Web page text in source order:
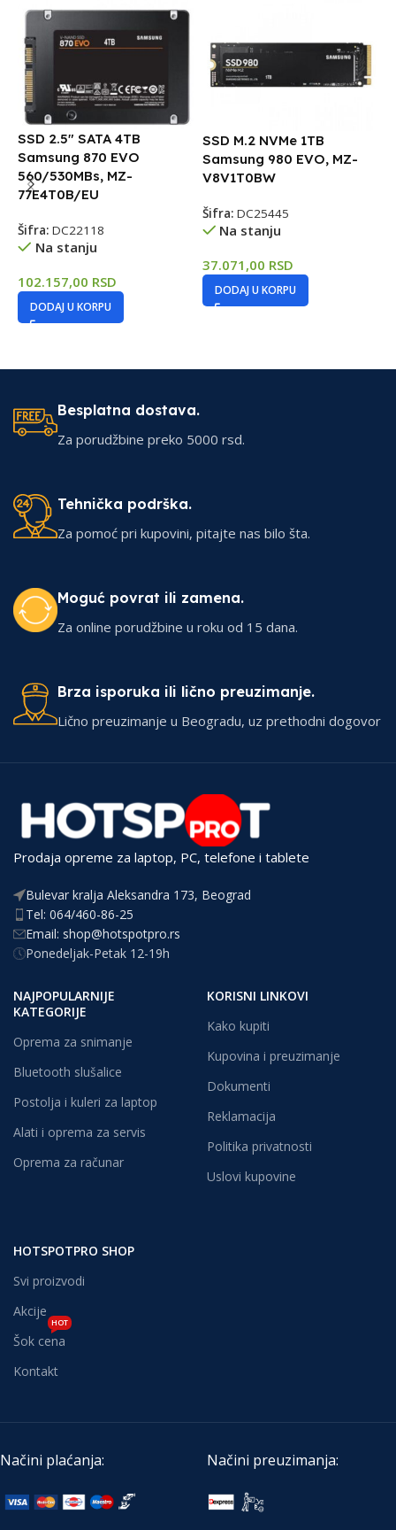
SSD 2.5″ SATA 4TB
Samsung 870 EVO
560/530MBs, MZ-
77E4T0B/EU
Šifra: DC22118
Na stanju
102.157,00 RSD
DODAJ U KORPU
SSD M.2 NVMe 1TB
Samsung 980 EVO, MZ-
V8V1T0BW
Šifra: DC25445
Na stanju
37.071,00 RSD
DODAJ U KORPU
Besplatna dostava.
Za porudžbine preko 5000 rsd.
Tehnička podrška.
Za pomoć pri kupovini, pitajte nas bilo šta.
Moguć povrat ili zamena.
Za online porudžbine u roku od 15 dana.
Brza isporuka ili lično preuzimanje.
Lično preuzimanje u Beogradu, uz prethodni dogovor
Prodaja opreme za laptop, PC, telefone i tablete
Bulevar kralja Aleksandra 173, Beograd
Tel: 064/460-86-25
Email: shop@hotspotpro.rs
Ponedeljak-Petak 12-19h
NAJPOPULARNIJE
KATEGORIJE
Oprema za snimanje
Bluetooth slušalice
Postolja i kuleri za laptop
Alati i oprema za servis
Oprema za računar
KORISNI LINKOVI
Kako kupiti
Kupovina i preuzimanje
Dokumenti
Reklamacija
Politika privatnosti
Uslovi kupovine
HOTSPOTPRO SHOP
Svi proizvodi
Akcije
Šok cena
HOT
Kontakt
Načini plaćanja: Načini preuzimanja: